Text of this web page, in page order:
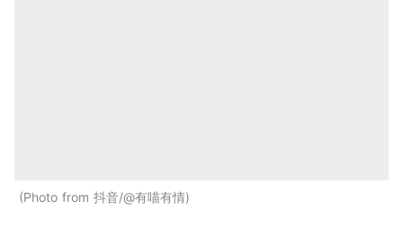
Photo from 抖音/@有喵有情